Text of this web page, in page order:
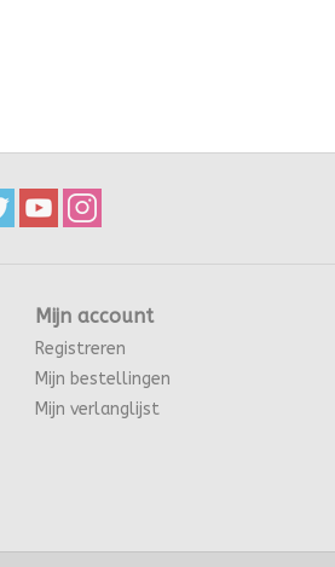
Mijn account
Registreren
Mijn bestellingen
Mijn verlanglijst